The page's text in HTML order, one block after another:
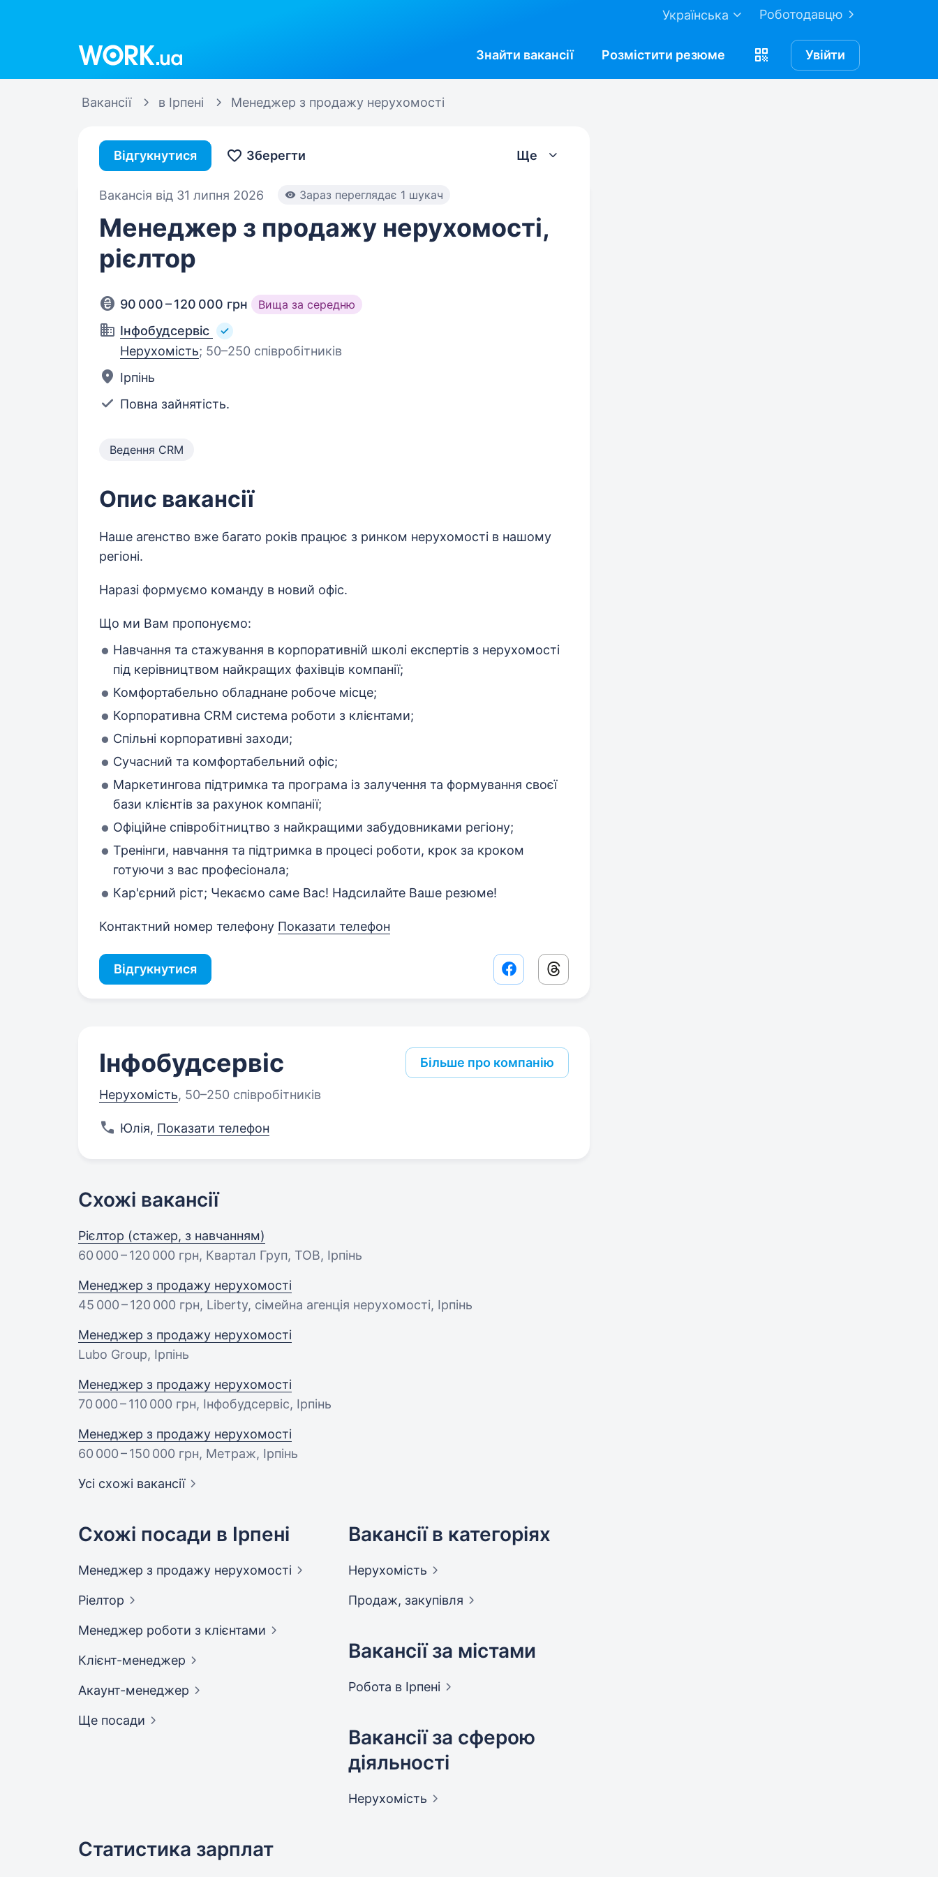
Роботодавцю
Українська
Знайти вакансії Розмістити резюме Увійти
Вакансії в Ірпені Менеджер з продажу нерухомості
Відгукнутися Зберегти Ще
Вакансія від 31 липня 2026 Зараз переглядає 1 шукач
Менеджер з продажу нерухомості,
рієлтор
90 000 – 120 000 грн Вища за середню
Інфобудсервіс
Нерухомість; 50–250 співробітників
Ірпінь
Повна зайнятість.
Ведення CRM
Опис вакансії
Наше агенство вже багато років працює з ринком нерухомості в нашому
регіоні.
Наразі формуємо команду в новий офіс.
Що ми Вам пропонуємо:
Навчання та стажування в корпоративній школі експертів з нерухомості
під керівництвом найкращих фахівців компанії;
Комфортабельно обладнане робоче місце;
Корпоративна CRM система роботи з клієнтами;
Спільні корпоративні заходи;
Сучасний та комфортабельний офіс;
Маркетингова підтримка та програма із залучення та формування своєї
бази клієнтів за рахунок компанії;
Офіційне співробітництво з найкращими забудовниками регіону;
Тренінги, навчання та підтримка в процесі роботи, крок за кроком
готуючи з вас професіонала;
Кар'єрний ріст; Чекаємо саме Вас! Надсилайте Ваше резюме!
Контактний номер телефону Показати телефон
Відгукнутися Facebook share link
Threads share link
Інфобудсервіс
Нерухомість, 50–250 співробітників
Більше про компанію
Юлія, Показати телефон
Схожі вакансії
Рієлтор (стажер, з навчанням)
60 000 – 120 000 грн, Квартал Груп, ТОВ, Ірпінь
Менеджер з продажу нерухомості
45 000 – 120 000 грн, Liberty, сімейна агенція нерухомості, Ірпінь
Менеджер з продажу нерухомості
Lubo Group, Ірпінь
Менеджер з продажу нерухомості
70 000 – 110 000 грн, Інфобудсервіс, Ірпінь
Менеджер з продажу нерухомості
60 000 – 150 000 грн, Метраж, Ірпінь
Усі схожі вакансії
Схожі посади в Ірпені
Менеджер з продажу нерухомості
Ріелтор
Менеджер роботи з клієнтами
Клієнт-менеджер
Акаунт-менеджер
Ще посади
Вакансії в категоріях
Нерухомість
Продаж, закупівля
Вакансії за містами
Робота в Ірпені
Вакансії за сферою
діяльності
Нерухомість
Статистика зарплат